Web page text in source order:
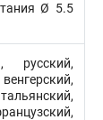
Ø 5.5
русский,